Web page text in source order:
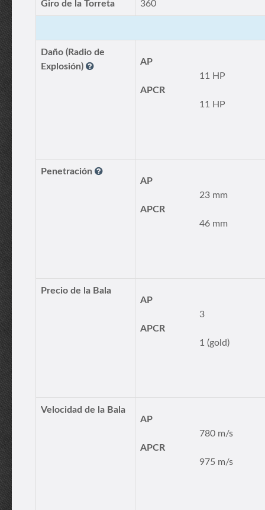
Giro de la Torreta 360
Daño (Radio de
Explosión)
AP
11 HP
APCR
11 HP
Penetración
AP
23 mm
APCR
46 mm
Precio de la Bala
AP
3
APCR
1 (gold)
Velocidad de la Bala
AP
780 m/s
APCR
975 m/s